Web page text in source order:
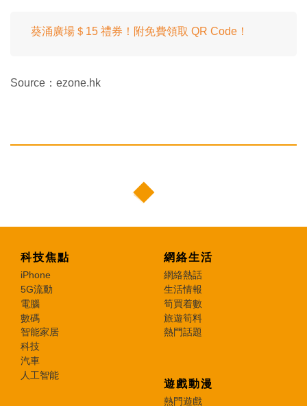
葵涌廣場＄15 禮券！附免費領取 QR Code！
Source：ezone.hk
科技焦點
iPhone
5G流動
電腦
數碼
智能家居
科技
汽車
人工智能
網絡生活
網絡熱話
生活情報
筍買着數
旅遊筍料
熱門話題
遊戲動漫
熱門遊戲